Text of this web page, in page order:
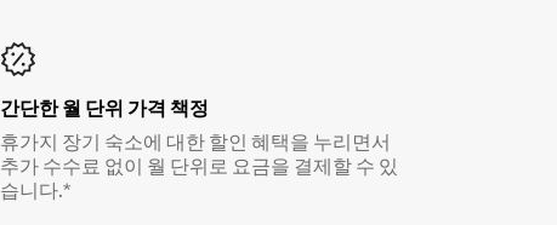
간단한 월 단위 가격 책정
휴가지 장기 숙소에 대한 할인 혜택을 누리면서
추가 수수료 없이 월 단위로 요금을 결제할 수 있
습니다.*